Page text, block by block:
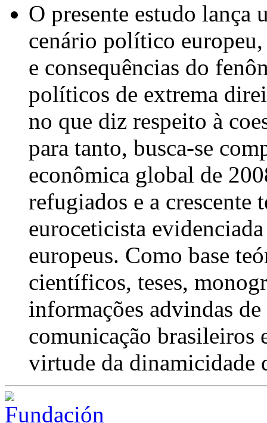
O presente estudo lança
cenário político europeu,
e consequências do
políticos de extrema
no que diz respeito à
para tanto, busca-se
econômica global de
refugiados e a crescente
euroceticista
europeus. Como base
científicos, teses,
informações advindas
comunicação brasileiros
virtude da dinamicidade